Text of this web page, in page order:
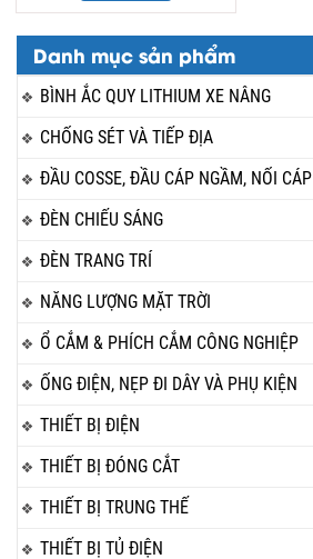
Danh mục sản phẩm
BÌNH ẮC QUY LITHIUM XE NÂNG
CHỐNG SÉT VÀ TIẾP ĐỊA
ĐẦU COSSE, ĐẦU CÁP NGẦM, NỐI CÁP
ĐÈN CHIẾU SÁNG
ĐÈN TRANG TRÍ
NĂNG LƯỢNG MẶT TRỜI
Ổ CẮM & PHÍCH CẮM CÔNG NGHIỆP
ỐNG ĐIỆN, NẸP ĐI DÂY VÀ PHỤ KIỆN
THIẾT BỊ ĐIỆN
THIẾT BỊ ĐÓNG CẮT
THIẾT BỊ TRUNG THẾ
THIẾT BỊ TỦ ĐIỆN